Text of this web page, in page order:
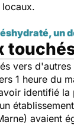
locaux.
un
vers
1 heure du
identifié
avaient